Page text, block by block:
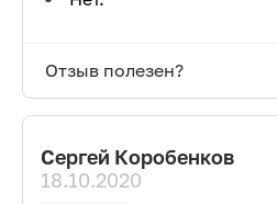
Отзыв полезен?
Сергей Коробенков
18.10.2020